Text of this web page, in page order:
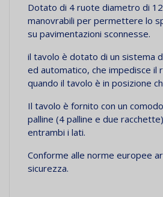
Dotato di 4 ruote diametro di
manovrabili per permettere lo
su pavimentazioni sconnesse.
il tavolo è dotato di un sistema
ed automatico, che impedisce il
quando il tavolo è in posizione
Il tavolo è fornito con un
palline (4 palline e due
entrambi i lati.
Conforme alle norme europee
sicurezza.